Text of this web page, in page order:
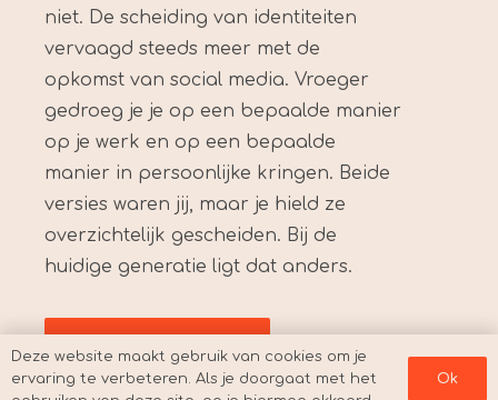
niet. De scheiding van identiteiten
vervaagd steeds meer met de
opkomst van social media. Vroeger
gedroeg je je op een bepaalde manier
op je werk en op een bepaalde
manier in persoonlijke kringen. Beide
versies waren jij, maar je hield ze
overzichtelijk gescheiden. Bij de
huidige generatie ligt dat anders.
Lees meer
Deze website maakt gebruik van cookies om je
ervaring te verbeteren. Als je doorgaat met het
Ok